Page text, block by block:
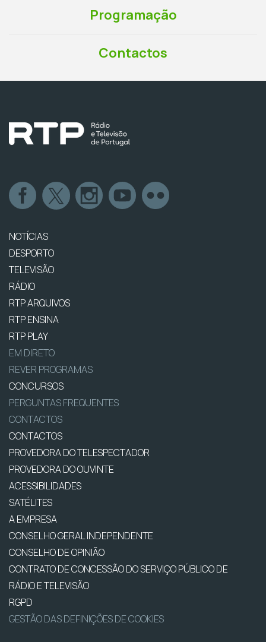
Programação
Contactos
NOTÍCIAS
DESPORTO
TELEVISÃO
RÁDIO
RTP ARQUIVOS
RTP ENSINA
RTP PLAY
EM DIRETO
REVER PROGRAMAS
CONCURSOS
PERGUNTAS FREQUENTES
CONTACTOS
CONTACTOS
PROVEDORA DO TELESPECTADOR
PROVEDORA DO OUVINTE
ACESSIBILIDADES
SATÉLITES
A EMPRESA
CONSELHO GERAL INDEPENDENTE
CONSELHO DE OPINIÃO
CONTRATO DE CONCESSÃO DO SERVIÇO PÚBLICO DE
RÁDIO E TELEVISÃO
RGPD
GESTÃO DAS DEFINIÇÕES DE COOKIES